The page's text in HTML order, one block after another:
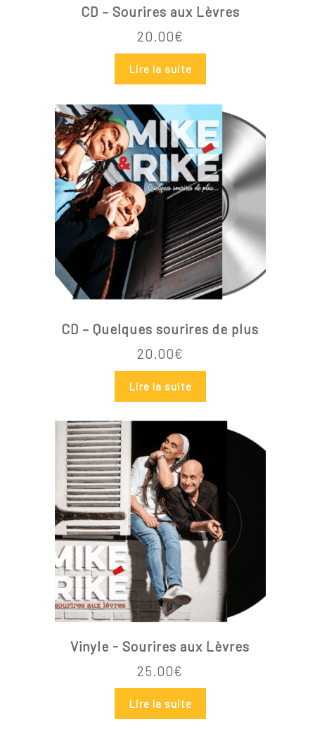
Votre panier est vide.
Go To Shop
CD – Sourires aux Lèvres
20.00€
Lire la suite
CD – Quelques sourires de plus
20.00€
Lire la suite
Vinyle - Sourires aux Lèvres
25.00€
Lire la suite